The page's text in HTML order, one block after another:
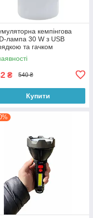
кемпінгова
лампа 30 W з USB
та гачком
₴ 540 ₴
Купити